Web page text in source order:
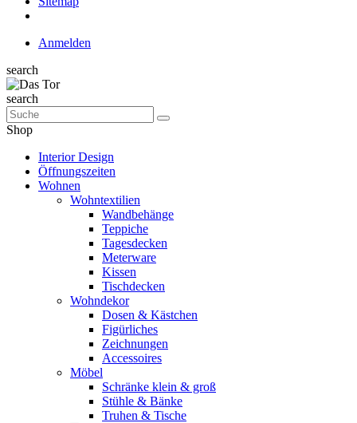
Anmelden
search
search
Shop
Interior Design
Öffnungszeiten
Wohnen
Wohntextilien
Wandbehänge
Teppiche
Tagesdecken
Meterware
Kissen
Tischdecken
Wohndekor
Dosen & Kästchen
Figürliches
Zeichnungen
Accessoires
Möbel
Schränke klein & groß
Stühle & Bänke
Truhen & Tische